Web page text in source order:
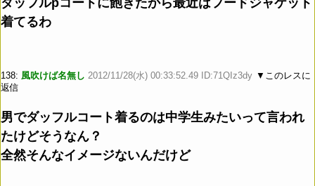
着てるわ
138: 風吹けば名無し 2012/11/28(水) 00:33:52.49 ID:71QIz3dy ▼このレスに
返信
男でダッフルコート着るのは中学生みたいって言われ
たけどそうなん？
全然そんなイメージないんだけど